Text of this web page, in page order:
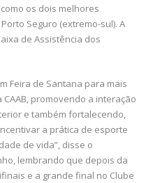
os dois melhores
Seguro (extremo-sul). A
de Assistência dos
Feira de Santana para mais
promovendo a interação
e também fortalecendo,
a prática de esporte
de vida”, disse o
lembrando que depois da
e a grande final no Clube